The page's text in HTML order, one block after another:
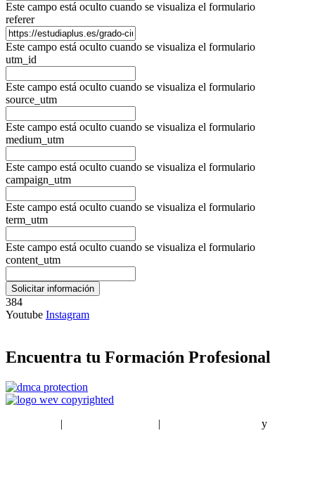
Este campo está oculto cuando se visualiza el formulario
referer
Este campo está oculto cuando se visualiza el formulario
utm_id
Este campo está oculto cuando se visualiza el formulario
source_utm
Este campo está oculto cuando se visualiza el formulario
medium_utm
Este campo está oculto cuando se visualiza el formulario
campaign_utm
Este campo está oculto cuando se visualiza el formulario
term_utm
Este campo está oculto cuando se visualiza el formulario
content_utm
384
Youtube Instagram
Encuentra tu Formación Profesional
| | y